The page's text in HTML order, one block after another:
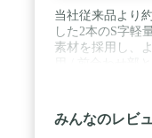
当社従来品より
した2本のS字軽
素材を採用し、
用 ｡ / 補助ベル
追加し装着しや
20cm。装着し
みんなのレビ